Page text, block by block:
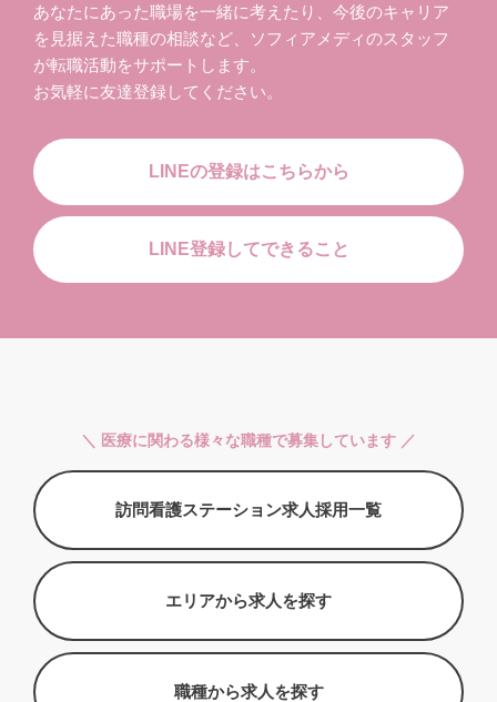
あなたにあった職場を一緒に考えたり、今後のキャリア
を見据えた職種の相談など、ソフィアメディのスタッフ
が転職活動をサポートします。
お気軽に友達登録してください。
LINEの登録はこちらから
LINE登録してできること
＼ 医療に関わる様々な職種で募集しています ／
訪問看護ステーション求人採用一覧
エリアから求人を探す
職種から求人を探す